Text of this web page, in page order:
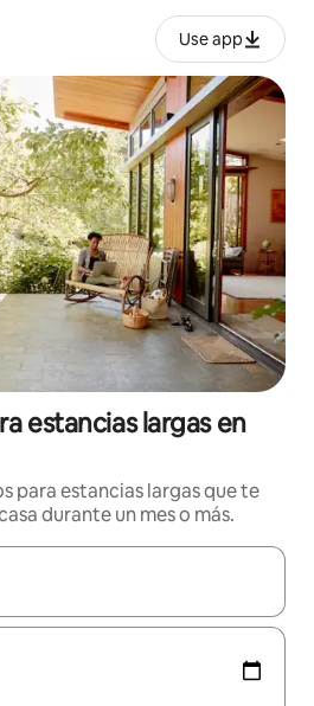
Use app
estancias largas en
para estancias largas que te
durante un mes o más.
disponibles, podrás navegar